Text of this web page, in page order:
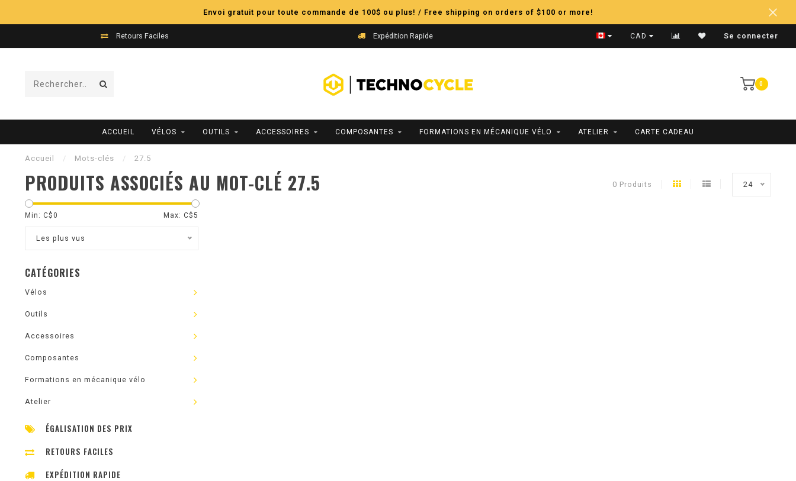
Envoi gratuit pour toute commande de 100$ ou plus! / Free shipping on orders of $100 or more!
Retours Faciles Expédition Rapide Égalisation des Prix
CAD Se connecter
0
ACCUEIL VÉLOS OUTILS ACCESSOIRES COMPOSANTES FORMATIONS EN MÉCANIQUE VÉLO ATELIER CARTE CADEAU
Accueil / Mots-clés / 27.5
PRODUITS ASSOCIÉS AU MOT-CLÉ 27.5 0 Produits 24
Min: C$0 Max: C$5
Les plus vus
CATÉGORIES
Vélos
Outils
Accessoires
Composantes
Formations en mécanique vélo
Atelier
ÉGALISATION DES PRIX
RETOURS FACILES
EXPÉDITION RAPIDE